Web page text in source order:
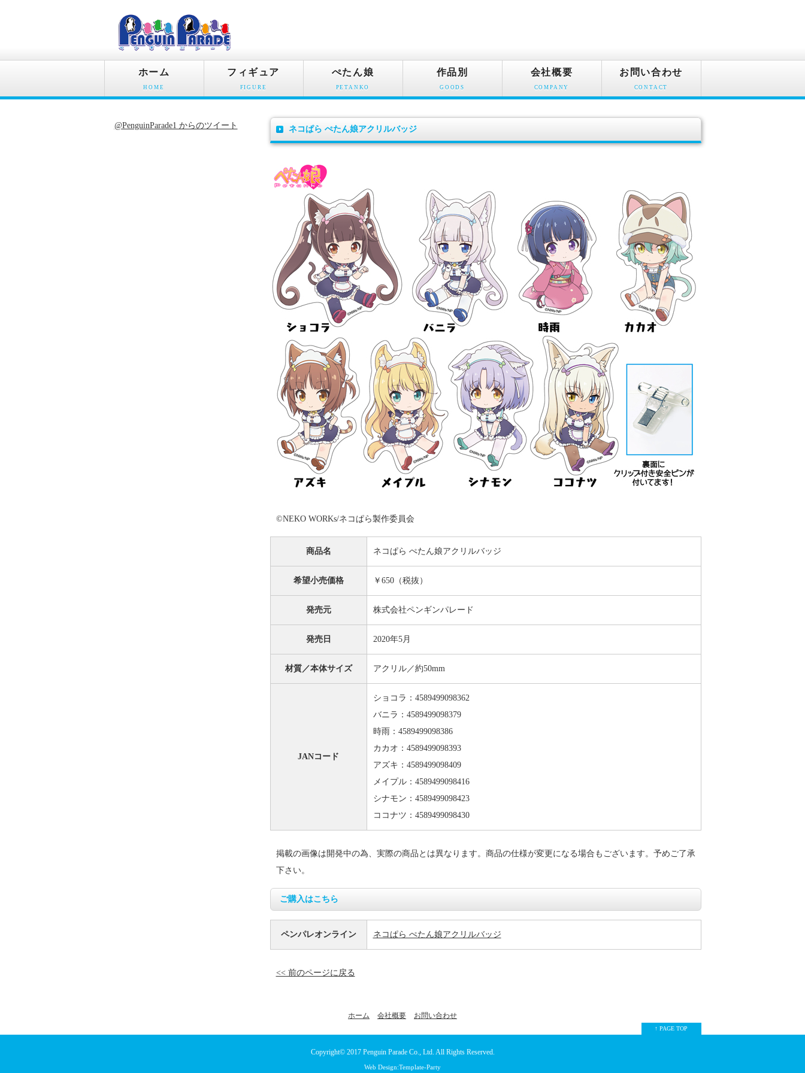
ホーム
HOME
フィギュア
FIGURE
ぺたん娘
PETANKO
作品別
GOODS
会社概要
COMPANY
お問い合わせ
CONTACT
ネコぱら ぺたん娘アクリルバッジ
©NEKO WORKs/ネコぱら製作委員会
商品名 ネコぱら ぺたん娘アクリルバッジ
希望小売価格 ￥650（税抜）
発売元 株式会社ペンギンパレード
発売日 2020年5月
材質／本体サイズ アクリル／約50mm
JANコード
ショコラ：4589499098362
バニラ：4589499098379
時雨：4589499098386
カカオ：4589499098393
アズキ：4589499098409
メイプル：4589499098416
シナモン：4589499098423
ココナツ：4589499098430
掲載の画像は開発中の為、実際の商品とは異なります。商品の仕様が変更になる場合もございます。予めご了承
下さい。
ご購入はこちら
ペンパレオンライン ネコぱら ぺたん娘アクリルバッジ
<< 前のページに戻る
@PenguinParade1 からのツイート
ホーム 会社概要 お問い合わせ
↑ PAGE TOP
Copyright© 2017 Penguin Parade Co., Ltd. All Rights Reserved.
Web Design:Template-Party